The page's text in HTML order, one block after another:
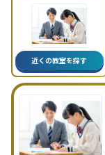
近くの教室を探す